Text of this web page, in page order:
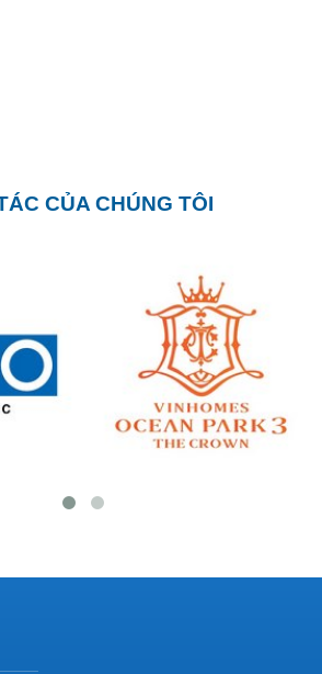
CỦA CHÚNG TÔI